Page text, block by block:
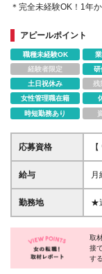
＊完全未経験OK！1年
わる
＊年休120日以上・リモ
アピールポイント
職種未経験OK
経験者限定
研
土日祝休み
残
女性管理職在籍
時短勤務あり
応募資格
以
ー
給与
月
て
分
勤務地
★
★転勤なし
ード
く
取
接
す
し